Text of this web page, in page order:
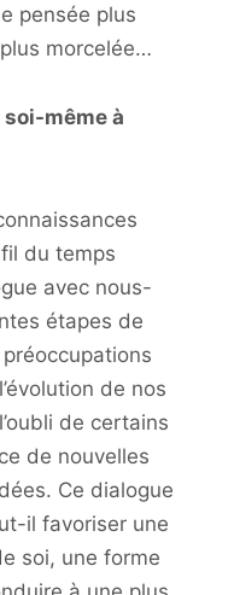
pensée plus
morcelée…
même à
du temps
avec nous-
étapes de
de nos
de certains
de nouvelles
Ce dialogue
il favoriser une
soi, une forme